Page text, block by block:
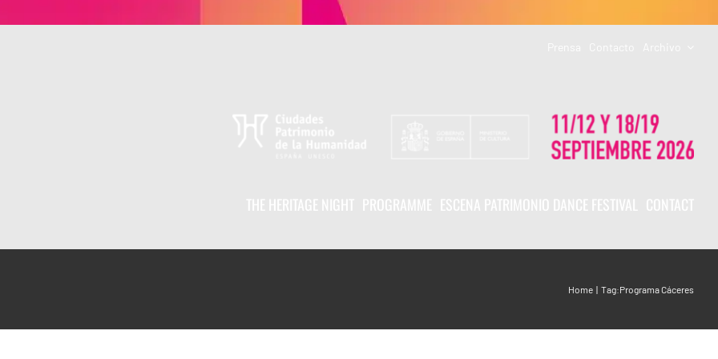
Home Tag:Programa Cáceres